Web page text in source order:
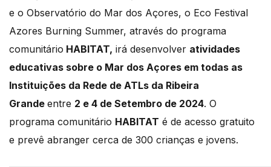
e o Observatório do Mar dos Açores, o Eco Festival
Azores Burning Summer, através do programa
comunitário HABITAT, irá desenvolver atividades
educativas sobre o Mar dos Açores em todas as
Instituições da Rede de ATLs da Ribeira
Grande entre 2 e 4 de Setembro de 2024. O
programa comunitário HABITAT é de acesso gratuito
e prevê abranger cerca de 300 crianças e jovens.